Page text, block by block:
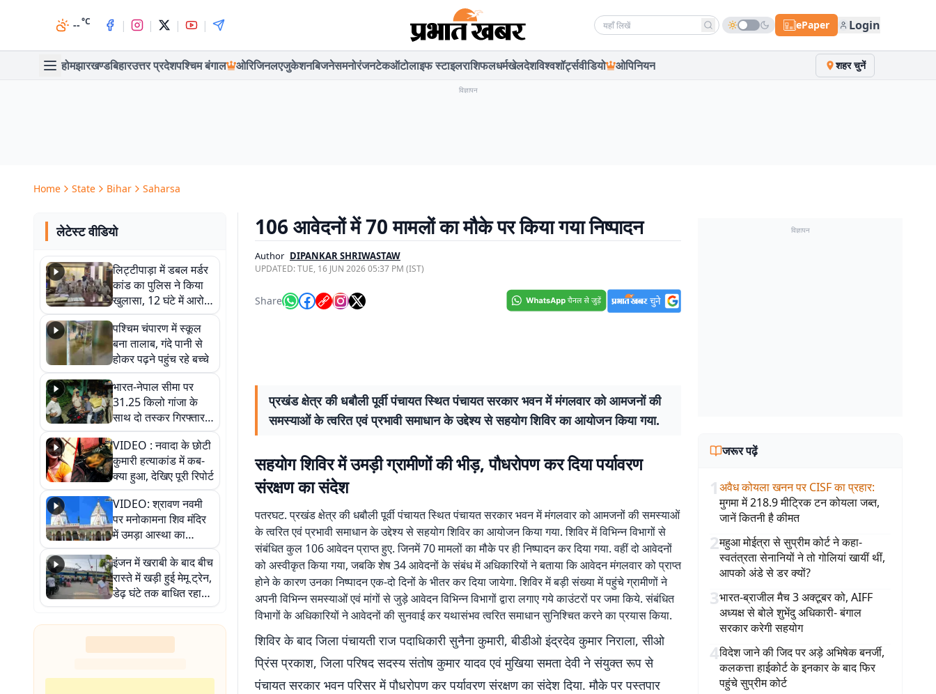
--°C | | | | Search news ePaper Login
होमझारखण्डबिहारउत्तर प्रदेशपश्चिम बंगाल ओरिजिनलएजुकेशनबिजनेसमनोरंजनटेकऑटोलाइफ स्टाइलराशिफलधर्मखेलदेशविश्वशॉर्ट्सवीडियो ओपिनियन शहर चुनें
विज्ञापन
Home State Bihar Saharsa
लेटेस्ट वीडियो
लिट्टीपाड़ा में डबल मर्डर
कांड का पुलिस ने किया
खुलासा, 12 घंटे में आरोपी
गिरफ्तार
पश्चिम चंपारण में स्कूल
बना तालाब, गंदे पानी से
होकर पढ़ने पहुंच रहे बच्चे
भारत-नेपाल सीमा पर
31.25 किलो गांजा के
साथ दो तस्कर गिरफ्तार,
नेपाली नंबर की बाइक
जब्त
VIDEO : नवादा के छोटी
कुमारी हत्याकांड में कब-
क्या हुआ, देखिए पूरी रिपोर्ट
VIDEO: श्रावण नवमी
पर मनोकामना शिव मंदिर
में उमड़ा आस्था का
सैलाब, हर-हर महादेव के
जयघोष से गूंजा परिसर
इंजन में खराबी के बाद बीच
रास्ते में खड़ी हुई मेमू ट्रेन,
डेढ़ घंटे तक बाधित रहा
आवागमन
106 आवेदनों में 70 मामलों का मौके पर किया गया निष्पादन
Author DIPANKAR SHRIWASTAW
UPDATED:TUE, 16 JUN 2026 05:37 PM (IST)
Share
प्रखंड क्षेत्र की धबौली पूर्वी पंचायत स्थित पंचायत सरकार भवन में मंगलवार को आमजनों की
समस्याओं के त्वरित एवं प्रभावी समाधान के उद्देश्य से सहयोग शिविर का आयोजन किया गया.
सहयोग शिविर में उमड़ी ग्रामीणों की भीड़, पौधरोपण कर दिया पर्यावरण
संरक्षण का संदेश
पतरघट. प्रखंड क्षेत्र की धबौली पूर्वी पंचायत स्थित पंचायत सरकार भवन में मंगलवार को आमजनों की समस्याओं
के त्वरित एवं प्रभावी समाधान के उद्देश्य से सहयोग शिविर का आयोजन किया गया. शिविर में विभिन्न विभागों से
संबंधित कुल 106 आवेदन प्राप्त हुए. जिनमें 70 मामलों का मौके पर ही निष्पादन कर दिया गया. वहीं दो आवेदनों
को अस्वीकृत किया गया, जबकि शेष 34 आवेदनों के संबंध में अधिकारियों ने बताया कि आवेदन मंगलवार को प्राप्त
होने के कारण उनका निष्पादन एक-दो दिनों के भीतर कर दिया जायेगा. शिविर में बड़ी संख्या में पहुंचे ग्रामीणों ने
अपनी विभिन्न समस्याओं एवं मांगों से जुड़े आवेदन विभिन्न विभागों द्वारा लगाए गये काउंटरों पर जमा किये. संबंधित
विभागों के अधिकारियों ने आवेदनों की सुनवाई कर यथासंभव त्वरित समाधान सुनिश्चित करने का प्रयास किया.
शिविर के बाद जिला पंचायती राज पदाधिकारी सुनैना कुमारी, बीडीओ इंद्रदेव कुमार निराला, सीओ
प्रिंस प्रकाश, जिला परिषद सदस्य संतोष कुमार यादव एवं मुखिया समता देवी ने संयुक्त रूप से
पंचायत सरकार भवन परिसर में पौधरोपण कर पर्यावरण संरक्षण का संदेश दिया. मौके पर पस्तपार
विज्ञापन
जरूर पढ़ें
1अवैध कोयला खनन पर CISF का प्रहार:
मुगमा में 218.9 मीट्रिक टन कोयला जब्त,
जानें कितनी है कीमत
2महुआ मोईत्रा से सुप्रीम कोर्ट ने कहा-
स्वतंत्रता सेनानियों ने तो गोलियां खायीं थीं,
आपको अंडे से डर क्यों?
3भारत-ब्राजील मैच 3 अक्टूबर को, AIFF
अध्यक्ष से बोले शुभेंदु अधिकारी- बंगाल
सरकार करेगी सहयोग
4विदेश जाने की जिद पर अड़े अभिषेक बनर्जी,
कलकत्ता हाईकोर्ट के इनकार के बाद फिर
पहुंचे सुप्रीम कोर्ट